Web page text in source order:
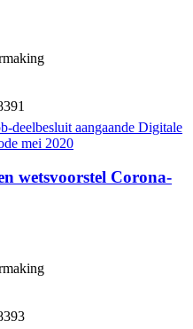
deelbesluit aangaande Digitale
mei 2020
wetsvoorstel Corona-